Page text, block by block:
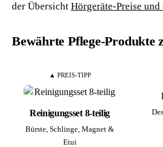
der Übersicht Hörgeräte-Preise
Bewährte Pflege-Produkte
▲ PREIS-TIPP
Reinigungsset 8-teilig
Bürste, Schlinge, Magnet &
Etui